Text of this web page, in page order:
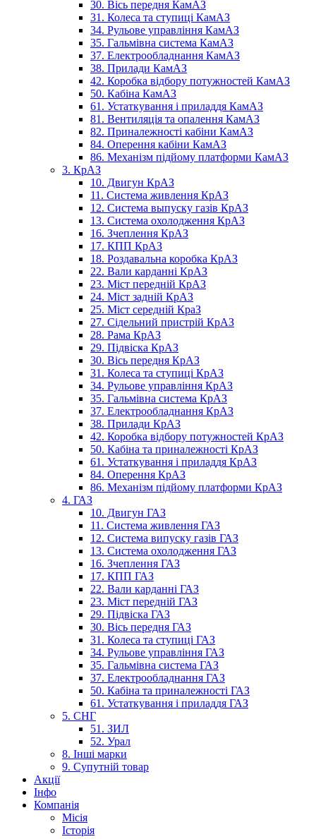
30. Вісь передня КамАЗ
31. Колеса та ступиці КамАЗ
34. Рульове управління КамАЗ
35. Гальмівна система КамАЗ
37. Електрообладнання КамАЗ
38. Прилади КамАЗ
42. Коробка відбору потужностей КамАЗ
50. Кабіна КамАЗ
61. Устаткування і приладдя КамАЗ
81. Вентиляція та опалення КамАЗ
82. Приналежності кабіни КамАЗ
84. Оперення кабіни КамАЗ
86. Механізм підйому платформи КамАЗ
3. КрАЗ
10. Двигун КрАЗ
11. Система живлення КрАЗ
12. Система выпуску газів КрАЗ
13. Система охолодження КрАЗ
16. Зчеплення КрАЗ
17. КПП КрАЗ
18. Роздавальна коробка КрАЗ
22. Вали карданні КрАЗ
23. Міст передній КрАЗ
24. Міст задній КрАЗ
25. Міст середній КраЗ
27. Сідельний пристрій КрАЗ
28. Рама КрАЗ
29. Підвіска КрАЗ
30. Вісь передня КрАЗ
31. Колеса та ступиці КрАЗ
34. Рульове управління КрАЗ
35. Гальмівна система КрАЗ
37. Електрообладнання КрАЗ
38. Прилади КрАЗ
42. Коробка відбору потужностей КрАЗ
50. Кабіна та приналежності КрАЗ
61. Устаткування і приладдя КрАЗ
84. Оперення КрАЗ
86. Механізм підйому платформи КрАЗ
4. ГАЗ
10. Двигун ГАЗ
11. Система живлення ГАЗ
12. Система випуску газів ГАЗ
13. Система охолодження ГАЗ
16. Зчеплення ГАЗ
17. КПП ГАЗ
22. Вали карданні ГАЗ
23. Міст передній ГАЗ
29. Підвіска ГАЗ
30. Вісь передня ГАЗ
31. Колеса та ступиці ГАЗ
34. Рульове управління ГАЗ
35. Гальмівна система ГАЗ
37. Електрообладнання ГАЗ
50. Кабіна та приналежності ГАЗ
61. Устаткування і приладдя ГАЗ
5. СНГ
51. ЗИЛ
52. Урал
8. Інші марки
9. Супутній товар
Акції
Інфо
Компанія
Місія
Історія